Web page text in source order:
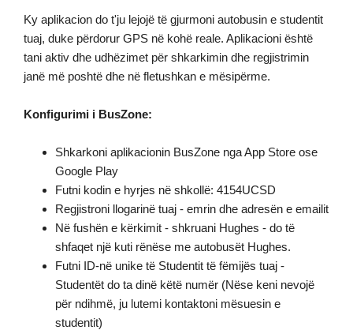
Ky aplikacion do t'ju lejojë të gjurmoni autobusin e studentit
tuaj, duke përdorur GPS në kohë reale. Aplikacioni është
tani aktiv dhe udhëzimet për shkarkimin dhe regjistrimin
janë më poshtë dhe në fletushkan e mësipërme.
Konfigurimi i BusZone:
Shkarkoni aplikacionin BusZone nga App Store ose
Google Play
Futni kodin e hyrjes në shkollë: 4154UCSD
Regjistroni llogarinë tuaj - emrin dhe adresën e emailit
Në fushën e kërkimit - shkruani Hughes - do të
shfaqet një kuti rënëse me autobusët Hughes.
Futni ID-në unike të Studentit të fëmijës tuaj -
Studentët do ta dinë këtë numër (Nëse keni nevojë
për ndihmë, ju lutemi kontaktoni mësuesin e
studentit)